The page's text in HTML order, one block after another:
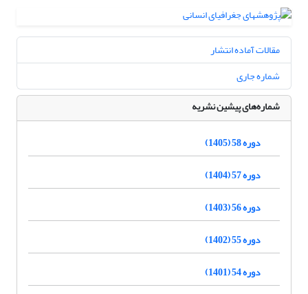
مقالات آماده انتشار
شماره جاری
شماره‌های پیشین نشریه
دوره 58 (1405)
دوره 57 (1404)
دوره 56 (1403)
دوره 55 (1402)
دوره 54 (1401)